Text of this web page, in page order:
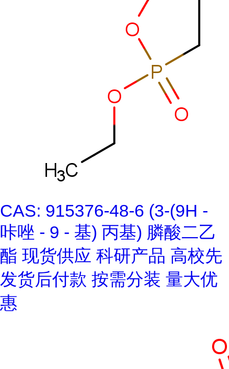
CAS: 915376-48-6 (3-(9H -
咔唑 - 9 - 基) 丙基) 膦酸二乙
酯 现货供应 科研产品 高校先
发货后付款 按需分装 量大优
惠